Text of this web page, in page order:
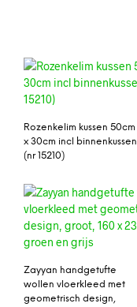
Rozenkelim kussen 50cm
x 30cm incl binnenkussen
(nr 15210)
Zayyan handgetufte
wollen vloerkleed met
geometrisch design,